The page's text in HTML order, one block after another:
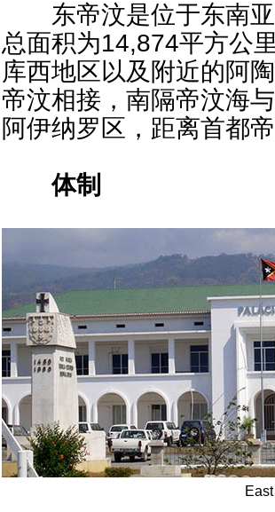
东帝汶是位于东南亚
总面积为14,874平方公
库西地区以及附近的阿
帝汶相接，南隔帝汶海
阿伊纳罗区，距离首都
体制